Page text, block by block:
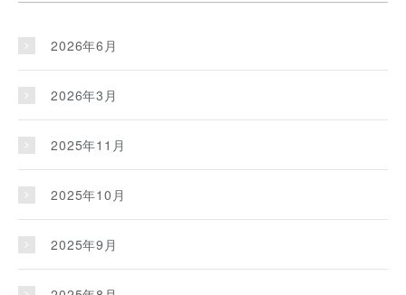
2026年6月
2026年3月
2025年11月
2025年10月
2025年9月